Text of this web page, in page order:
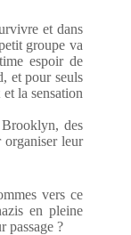
et dans
groupe va
espoir de
et pour seuls
la sensation
des
organiser leur
vers ce
en pleine
passage ?